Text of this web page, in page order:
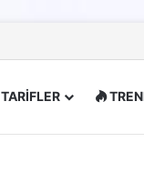
TARİFLER